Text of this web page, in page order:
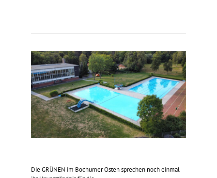
Die GRÜNEN im Bochumer Osten sprechen noch einmal